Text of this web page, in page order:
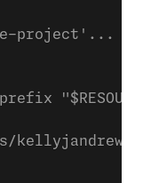
project'...
kellyjandrews/